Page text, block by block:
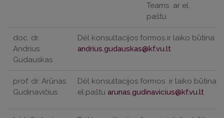
Teams ar el.
paštu
doc. dr.
Andrius
Gudauskas
Dėl konsultacijos formos ir laiko būtina
prof. dr. Arūnas
Gudinavičius
Dėl konsultacijos formos ir laiko būtina
el.paštu